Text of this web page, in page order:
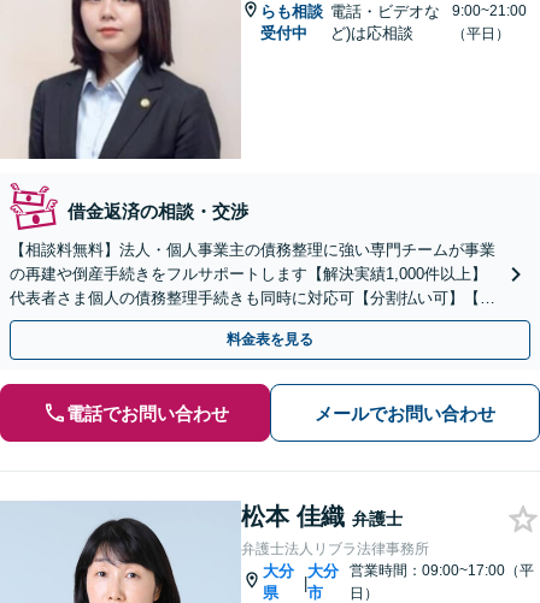
らも相談
受付中
電話・ビデオな
ど)は応相談
9:00~21:00
（平日）
借金返済の相談・交渉
【相談料無料】法人・個人事業主の債務整理に強い専門チームが事業
の再建や倒産手続きをフルサポートします【解決実績1,000件以上】
代表者さま個人の債務整理手続きも同時に対応可【分割払い可】【後
払い応相談】【夜間・休日相談可】
料金表を見る
電話でお問い合わせ メールでお問い合わせ
松本 佳織 弁護士
弁護士法人リブラ法律事務所
大分
県
|
大分
市
営業時間：09:00~17:00（平
日）